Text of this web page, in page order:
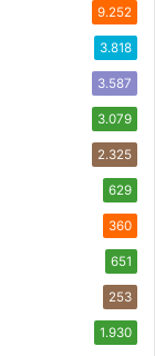
9.252
3.818
3.587
3.079
2.325
629
360
651
253
1.930